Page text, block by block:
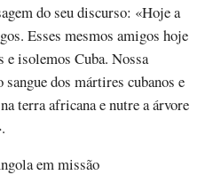
do seu discurso: «Hoje a
Esses mesmos amigos hoje
e isolemos Cuba. Nossa
dos mártires cubanos e
terra africana e nutre a árvore
em missão